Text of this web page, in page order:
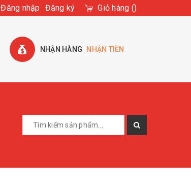
Đăng nhập Đăng ký Giỏ hàng ()
NHẬN HÀNG NHẬN TIỀN